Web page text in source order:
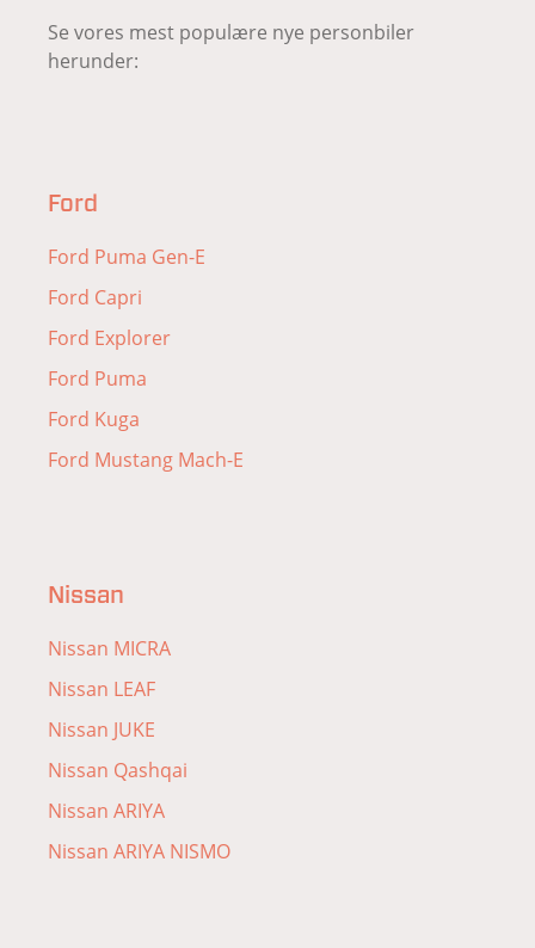
Se vores mest populære nye personbiler
herunder:
Ford
Ford Puma Gen-E
Ford Capri
Ford Explorer
Ford Puma
Ford Kuga
Ford Mustang Mach-E
Nissan
Nissan MICRA
Nissan LEAF
Nissan JUKE
Nissan Qashqai
Nissan ARIYA
Nissan ARIYA NISMO